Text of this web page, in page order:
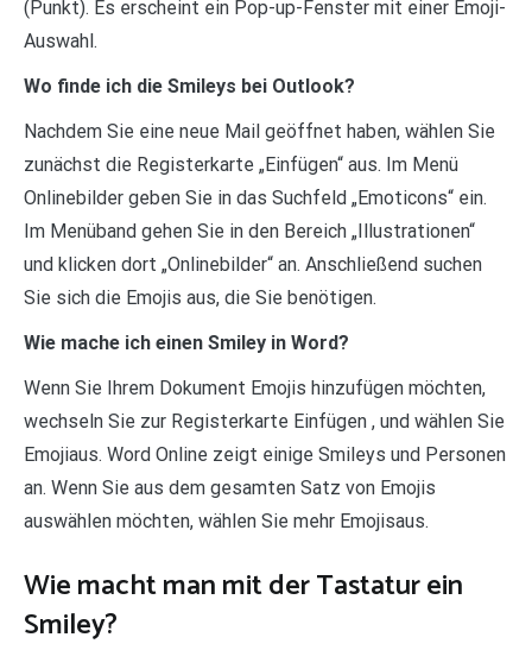
(Punkt). Es erscheint ein Pop-up-Fenster mit einer Emoji-
Auswahl.
Wo finde ich die Smileys bei Outlook?
Nachdem Sie eine neue Mail geöffnet haben, wählen Sie
zunächst die Registerkarte „Einfügen“ aus. Im Menü
Onlinebilder geben Sie in das Suchfeld „Emoticons“ ein.
Im Menüband gehen Sie in den Bereich „Illustrationen“
und klicken dort „Onlinebilder“ an. Anschließend suchen
Sie sich die Emojis aus, die Sie benötigen.
Wie mache ich einen Smiley in Word?
Wenn Sie Ihrem Dokument Emojis hinzufügen möchten,
wechseln Sie zur Registerkarte Einfügen , und wählen Sie
Emojiaus. Word Online zeigt einige Smileys und Personen
an. Wenn Sie aus dem gesamten Satz von Emojis
auswählen möchten, wählen Sie mehr Emojisaus.
Wie macht man mit der Tastatur ein
Smiley?